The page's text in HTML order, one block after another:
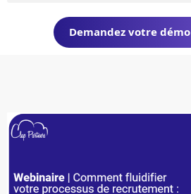
Demandez votre démo